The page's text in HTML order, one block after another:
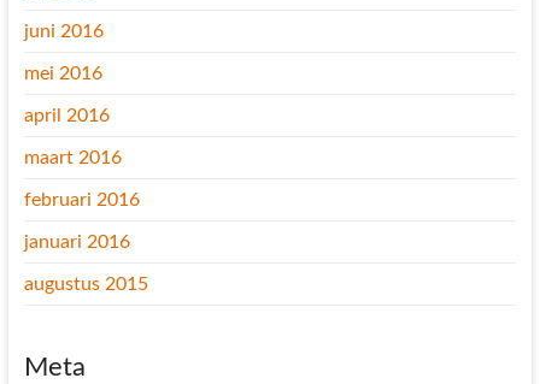
juni 2016
mei 2016
april 2016
maart 2016
februari 2016
januari 2016
augustus 2015
Meta